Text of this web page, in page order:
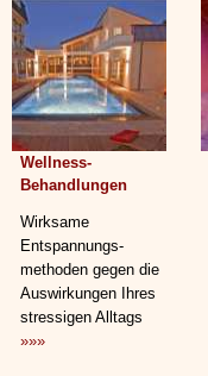
Wellness-
Behandlungen
Wirksame
Entspannungs­
methoden gegen die
Auswirkungen Ihres
stressigen Alltags
»»»